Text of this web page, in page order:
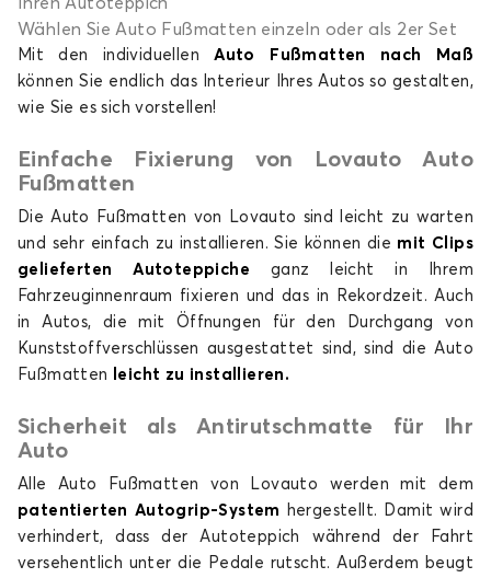
Ihren Autoteppich
Wählen Sie Auto Fußmatten einzeln oder als 2er Set
Mit den individuellenAuto Fußmatten nach Maß
können Sie endlich das Interieur Ihres Autos so gestalten,
wie Sie es sich vorstellen!
Einfache Fixierung von Lovauto Auto
Fußmatten
Die Auto Fußmatten von Lovauto sind leicht zu warten
und sehr einfach zu installieren. Sie können die mit Clips
gelieferten Autoteppiche ganz leicht in Ihrem
Fahrzeuginnenraum fixieren und das in Rekordzeit. Auch
in Autos, die mit Öffnungen für den Durchgang von
Kunststoffverschlüssen ausgestattet sind, sind die Auto
Fußmatten
leicht zu installieren.
Sicherheit als Antirutschmatte für Ihr
Auto
Alle Auto Fußmatten von Lovauto werden mit dem
patentierten Autogrip-System
hergestellt. Damit wird
verhindert, dass der Autoteppich während der Fahrt
versehentlich unter die Pedale rutscht. Außerdem beugt